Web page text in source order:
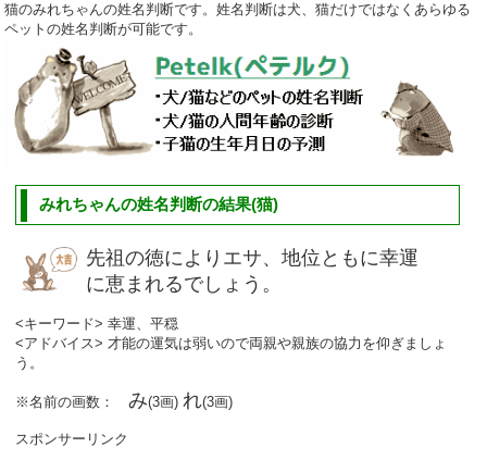
猫のみれちゃんの姓名判断です。姓名判断は犬、猫だけではなくあらゆる
ペットの姓名判断が可能です。
みれちゃんの姓名判断の結果(猫)
先祖の徳によりエサ、地位ともに幸運
に恵まれるでしょう。
<キーワード> 幸運、平穏
<アドバイス> 才能の運気は弱いので両親や親族の協力を仰ぎましょ
う。
※名前の画数：み(3画)れ(3画)
スポンサーリンク